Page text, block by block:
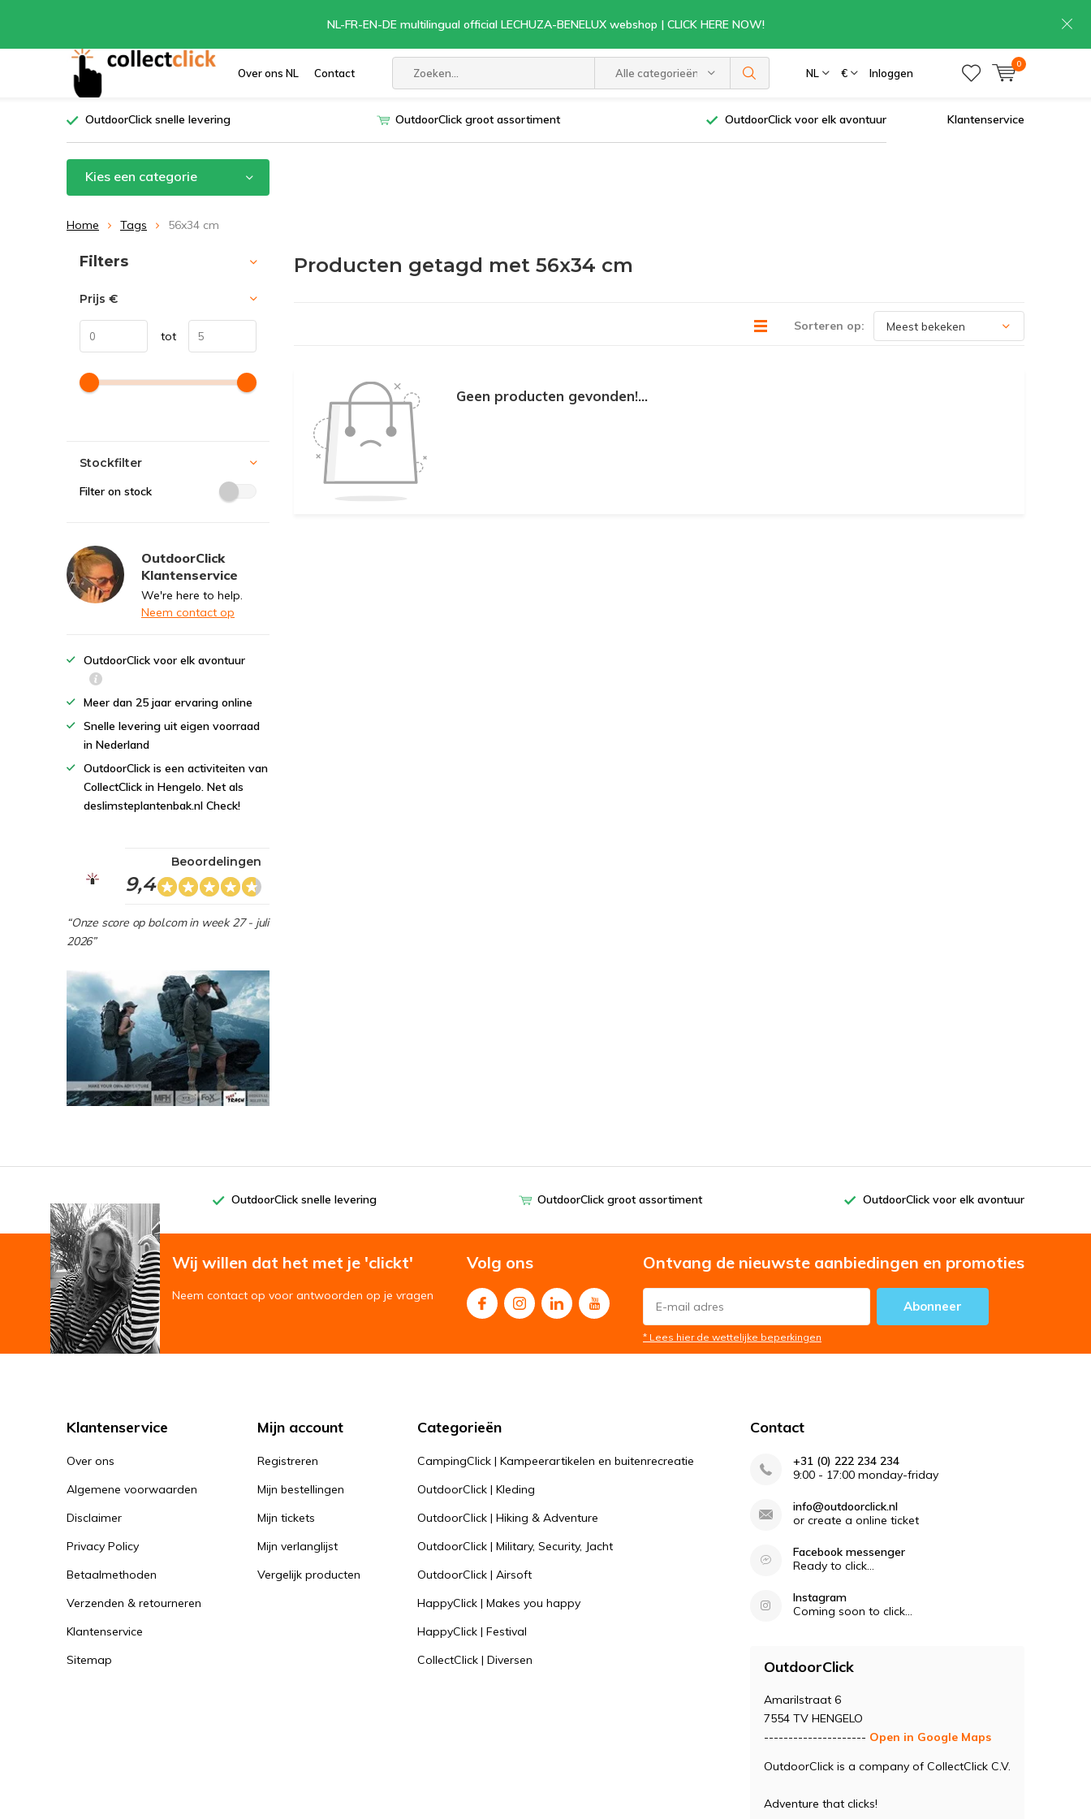
Over ons NL Contact Alle categorieën NL € Inloggen
0
NL-FR-EN-DE multilingual official LECHUZA-BENELUX webshop | CLICK HERE NOW!
OutdoorClick snelle levering OutdoorClick groot assortiment OutdoorClick voor elk avontuur Klantenservice
Kies een categorie
Home Tags 56x34 cm
Producten getagd met 56x34 cm
Sorteren op:
Geen producten gevonden!...
Sorteren op:
Filters
Prijs €
tot
Stockfilter
Filter on stock
OutdoorClick
Klantenservice
We're here to help.
Neem contact op
OutdoorClick voor elk avontuur
Meer dan 25 jaar ervaring online
Snelle levering uit eigen voorraad
in Nederland
OutdoorClick is een activiteiten van
CollectClick in Hengelo. Net als
deslimsteplantenbak.nl Check!
9,4
Beoordelingen
“Onze score op bol.com in week 27 - juli
2026”
OutdoorClick snelle levering OutdoorClick groot assortiment OutdoorClick voor elk avontuur
Wij willen dat het met je 'clickt'
Neem contact op voor antwoorden op je vragen
Volg ons Ontvang de nieuwste aanbiedingen en promoties
Abonneer
* Lees hier de wettelijke beperkingen
Klantenservice
Over ons
Algemene voorwaarden
Disclaimer
Privacy Policy
Betaalmethoden
Verzenden & retourneren
Klantenservice
Sitemap
Mijn account
Registreren
Mijn bestellingen
Mijn tickets
Mijn verlanglijst
Vergelijk producten
Categorieën
CampingClick | Kampeerartikelen en buitenrecreatie
OutdoorClick | Kleding
OutdoorClick | Hiking & Adventure
OutdoorClick | Military, Security, Jacht
OutdoorClick | Airsoft
HappyClick | Makes you happy
HappyClick | Festival
CollectClick | Diversen
Contact
+31 (0) 222 234 234
9:00 - 17:00 monday-friday
info@outdoorclick.nl
or create a online ticket
Facebook messenger
Ready to click...
Instagram
Coming soon to click...
OutdoorClick
Amarilstraat 6
7554 TV HENGELO
--------------------- Open in Google Maps
OutdoorClick is a company of CollectClick C.V.
Adventure that clicks!